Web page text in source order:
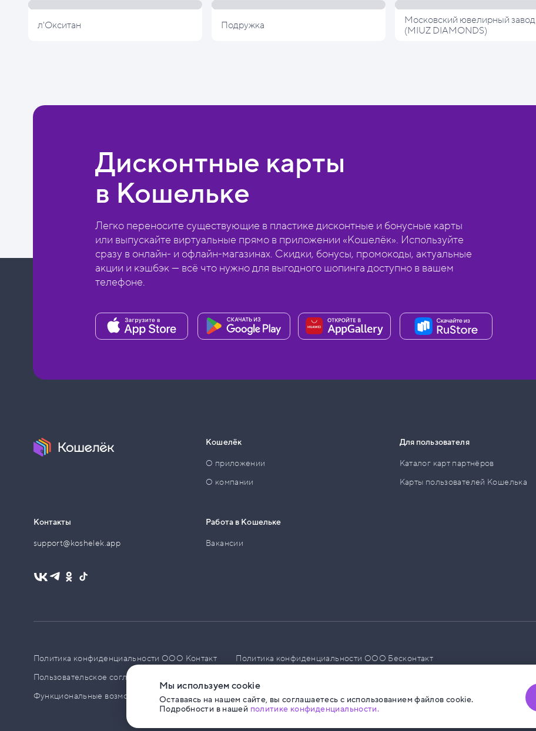
л'Окситан Подружка
Московский ювелирный завод
(MIUZ DIAMONDS)
Дисконтные карты
в Кошельке
Легко переносите существующие в пластике дисконтные и бонусные карты
или выпускайте виртуальные прямо в приложении «Кошелёк». Используйте
сразу в онлайн- и офлайн-магазинах. Скидки, бонусы, промокоды, актуальные
акции и кэшбэк — всё что нужно для выгодного шопинга доступно в вашем
телефоне.
Контакты
support@koshelek.app
Кошелёк
О приложении
О компании
Работа в Кошельке
Вакансии
Для пользователя
Каталог карт партнёров
Карты пользователей Кошелька
Политика конфиденциальности ООО Контакт
Политика конфиденциальности ООО Бесконтакт
Пользовательское соглашение
Функциональные возможности ПО
Мы используем cookie
Оставаясь на нашем сайте, вы соглашаетесь с использованием файлов cookie.
Подробности в нашей политике конфиденциальности.